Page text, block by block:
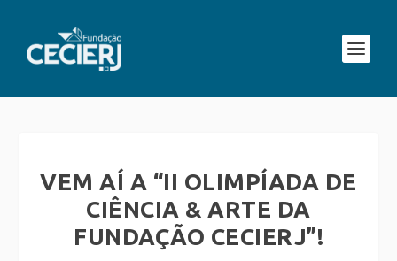
VEM AÍ A “II OLIMPÍADA DE
CIÊNCIA & ARTE DA
FUNDAÇÃO CECIERJ”!